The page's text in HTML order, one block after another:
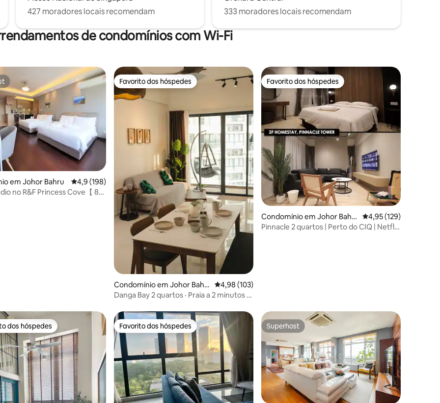
427 moradores locais recomendam
333 moradores locais recomendam
de condomínios com Wi-Fi
em 5 estrelas, 146avaliações
em Johor Bahru Classificação média de 4,9 em 5 estrelas, 198avaliações
4,9 (198)
no R&F Princess Cove【 8
Favorito dos hóspedes
Favorito dos hóspedes
Condomínio em Johor Bahr
u
Classificação média de 4,98 em 5 estrelas, 103avaliações
4,98 (103)
Danga Bay 2 quartos · Praia a 2 minutos ·
Favorito dos hóspedes
Favorito dos hóspedes
Condomínio em Johor Bahr
u
Classificação média
4,95 (129)
Pinnacle 2 quartos | Perto do CIQ | Netflix
dos hóspedes mais apreciados
dos hóspedes Favorito dos hóspedes
Favorito dos hóspedes Superhost
Superhost